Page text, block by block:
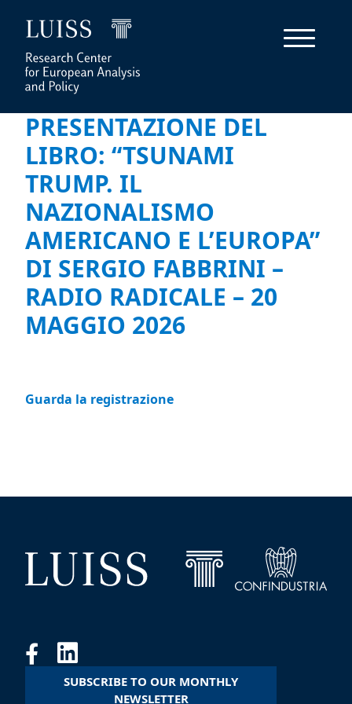
PRESENTAZIONE DEL
LIBRO: “TSUNAMI
TRUMP. IL
NAZIONALISMO
AMERICANO E L’EUROPA”
DI SERGIO FABBRINI –
RADIO RADICALE – 20
MAGGIO 2026
Guarda la registrazione
SUBSCRIBE TO OUR MONTHLY
NEWSLETTER